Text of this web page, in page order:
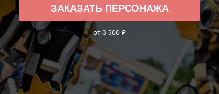
ЗАКАЗАТЬ ПЕРСОНАЖА
от 3 500 ₽